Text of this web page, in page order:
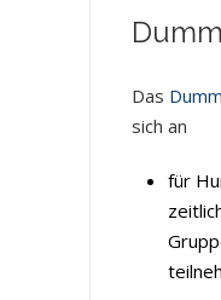
Das
sich an
für